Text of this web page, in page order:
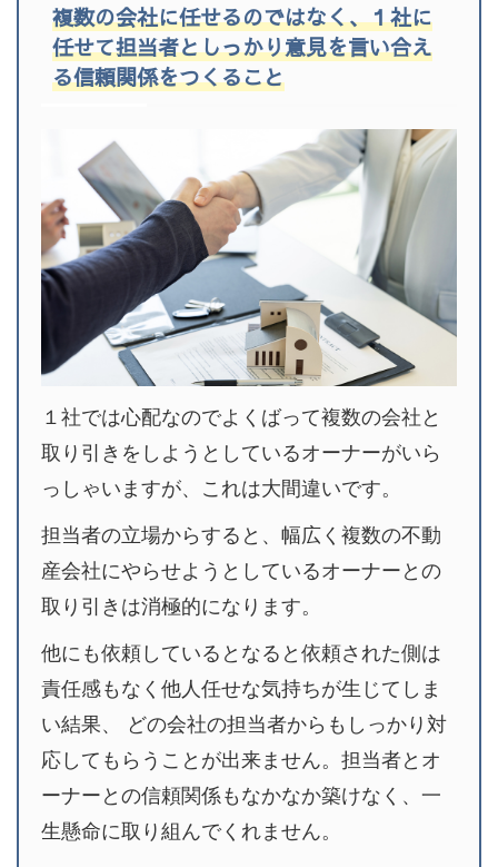
複数の会社に任せるのではなく、１社に
任せて担当者としっかり意見を言い合え
る信頼関係をつくること
１社では心配なのでよくばって複数の会社と
取り引きをしようとしているオーナーがいら
っしゃいますが、これは大間違いです。
担当者の立場からすると、幅広く複数の不動
産会社にやらせようとしているオーナーとの
取り引きは消極的になります。
他にも依頼しているとなると依頼された側は
責任感もなく他人任せな気持ちが生じてしま
い結果、 どの会社の担当者からもしっかり対
応してもらうことが出来ません。担当者とオ
ーナーとの信頼関係もなかなか築けなく、一
生懸命に取り組んでくれません。